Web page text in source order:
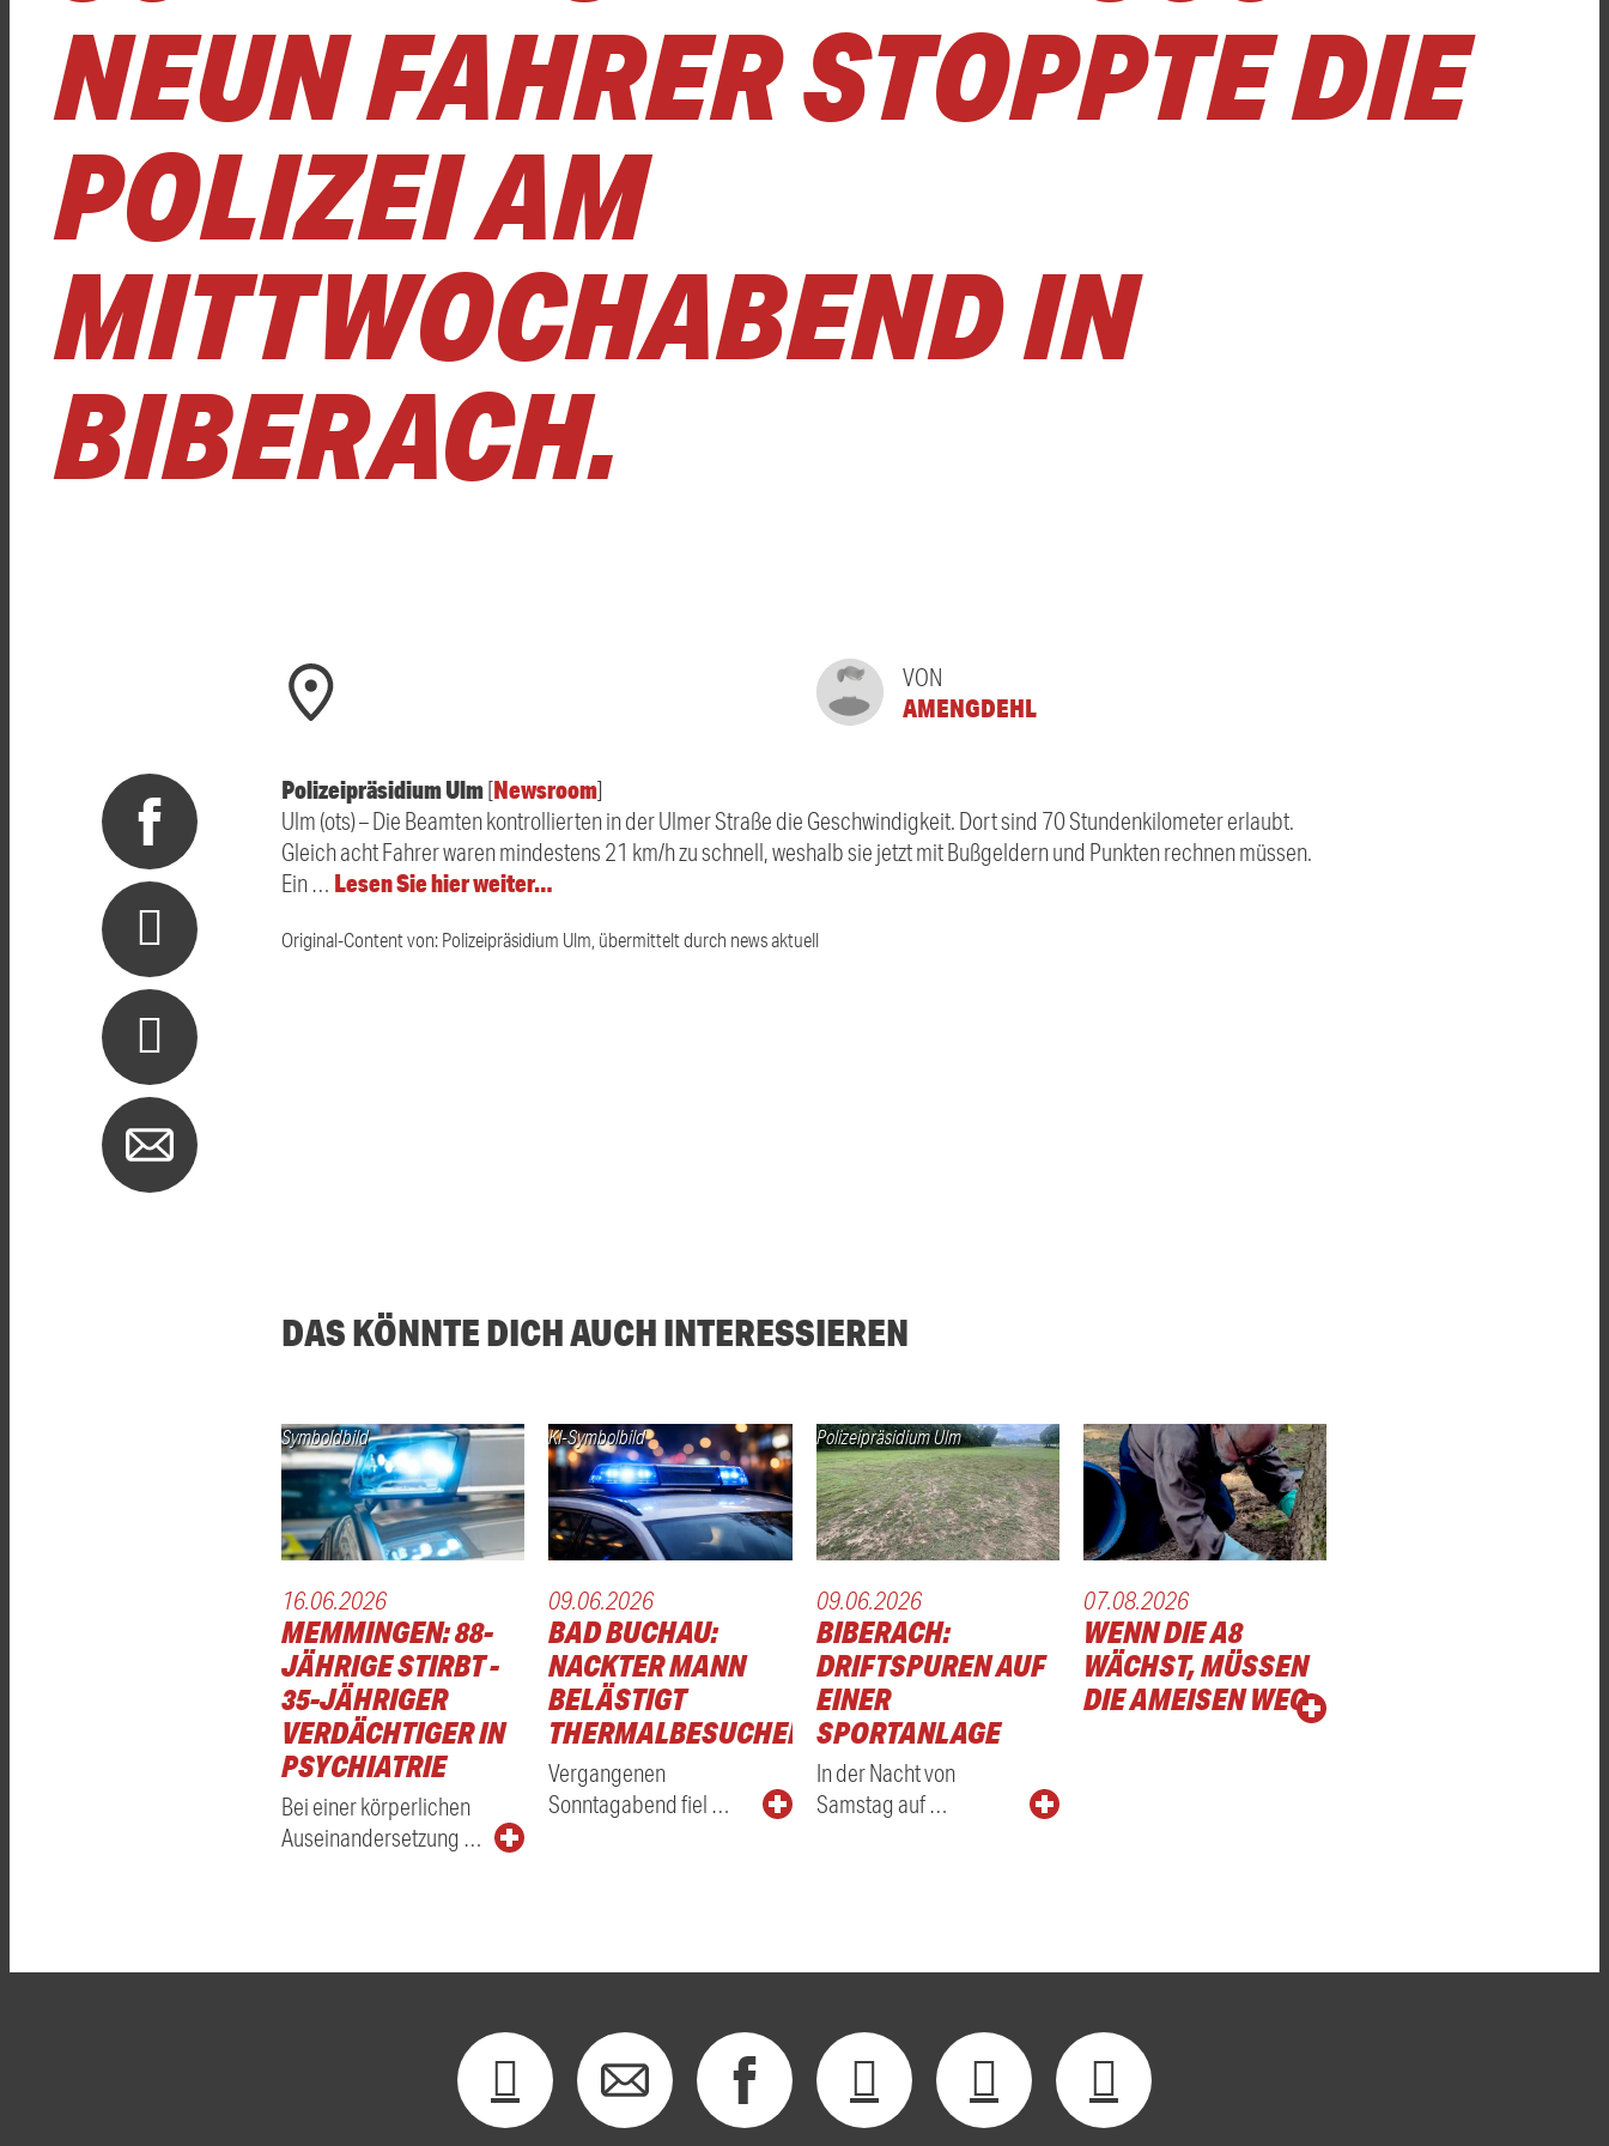
NEUN FAHRER STOPPTE DIE
POLIZEI AM
MITTWOCHABEND IN
BIBERACH.
VON
AMENGDEHL
Polizeipräsidium Ulm[Newsroom]
Ulm (ots) – Die Beamten kontrollierten in der Ulmer Straße die Geschwindigkeit. Dort sind 70 Stundenkilometer erlaubt.
Gleich acht Fahrer waren mindestens 21 km/h zu schnell, weshalb sie jetzt mit Bußgeldern und Punkten rechnen müssen.
Ein … Lesen Sie hier weiter…
Original-Content von: Polizeipräsidium Ulm, übermittelt durch news aktuell
DAS KÖNNTE DICH AUCH INTERESSIEREN
Symboldbild
16.06.2026
MEMMINGEN: 88-
JÄHRIGE STIRBT -
35-JÄHRIGER
VERDÄCHTIGER IN
PSYCHIATRIE
Bei einer körperlichen
Auseinandersetzung …
KI-Symbolbild
09.06.2026
BAD BUCHAU:
NACKTER MANN
BELÄSTIGT
THERMALBESUCHER
Vergangenen
Sonntagabend fiel …
Polizeipräsidium Ulm
09.06.2026
BIBERACH:
DRIFTSPUREN AUF
EINER
SPORTANLAGE
In der Nacht von
Samstag auf …
07.08.2026
WENN DIE A8
WÄCHST, MÜSSEN
DIE AMEISEN WEG